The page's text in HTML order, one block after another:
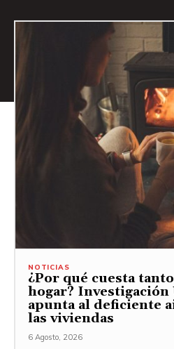
NOTICIAS
¿Por qué cuesta
hogar? Investigación
apunta al deficiente
las viviendas
6 Agosto, 2026